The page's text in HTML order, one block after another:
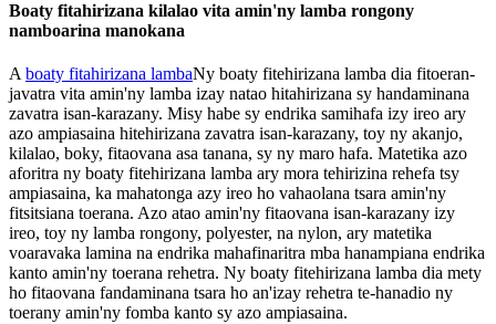
Boaty fitahirizana kilalao vita amin'ny lamba rongony
namboarina manokana
A boaty fitahirizana lambaNy boaty fitehirizana lamba dia fitoeran-
javatra vita amin'ny lamba izay natao hitahirizana sy handaminana
zavatra isan-karazany. Misy habe sy endrika samihafa izy ireo ary
azo ampiasaina hitehirizana zavatra isan-karazany, toy ny akanjo,
kilalao, boky, fitaovana asa tanana, sy ny maro hafa. Matetika azo
aforitra ny boaty fitehirizana lamba ary mora tehirizina rehefa tsy
ampiasaina, ka mahatonga azy ireo ho vahaolana tsara amin'ny
fitsitsiana toerana. Azo atao amin'ny fitaovana isan-karazany izy
ireo, toy ny lamba rongony, polyester, na nylon, ary matetika
voaravaka lamina na endrika mahafinaritra mba hanampiana endrika
kanto amin'ny toerana rehetra. Ny boaty fitehirizana lamba dia mety
ho fitaovana fandaminana tsara ho an'izay rehetra te-hanadio ny
toerany amin'ny fomba kanto sy azo ampiasaina.